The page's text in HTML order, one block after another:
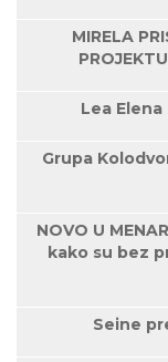
MIRELA
Lea
Grupa
NOVO U
kako su bez
Seine